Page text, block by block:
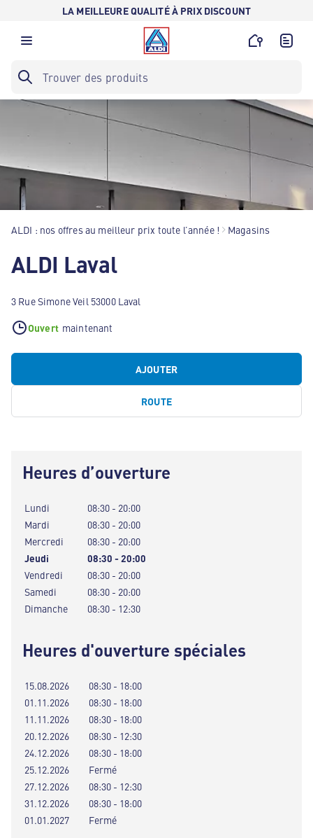
LA MEILLEURE QUALITÉ À PRIX DISCOUNT
ALDI : nos offres au meilleur prix toute l’année ! Magasins
ALDI Laval
3 Rue Simone Veil 53000 Laval
Ouvert maintenant
AJOUTER
ROUTE
Heures d’ouverture
Lundi
08:30 - 20:00
Mardi
08:30 - 20:00
Mercredi
08:30 - 20:00
Jeudi
08:30 - 20:00
Vendredi
08:30 - 20:00
Samedi
08:30 - 20:00
Dimanche
08:30 - 12:30
Heures d'ouverture spéciales
15.08.2026
08:30 - 18:00
01.11.2026
08:30 - 18:00
11.11.2026
08:30 - 18:00
20.12.2026
08:30 - 12:30
24.12.2026
08:30 - 18:00
25.12.2026
Fermé
27.12.2026
08:30 - 12:30
31.12.2026
08:30 - 18:00
01.01.2027
Fermé